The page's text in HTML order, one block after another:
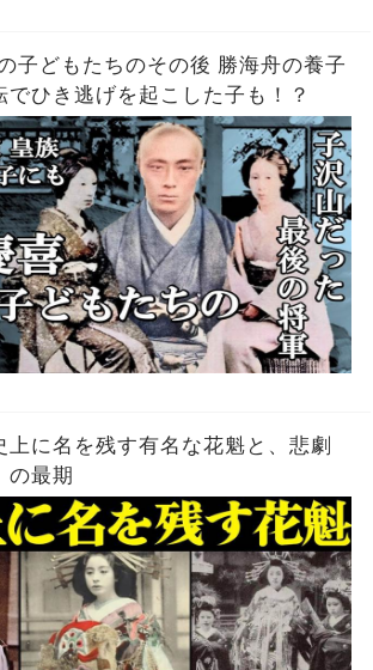
子どもたちのその後 勝海舟の養子
でひき逃げを起こした子も！？
上に名を残す有名な花魁と、悲劇
の最期